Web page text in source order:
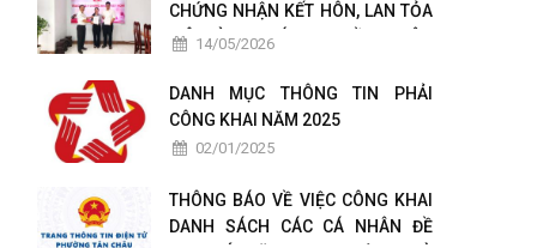
CHỨNG NHẬN KẾT HÔN, LAN TỎA
MÔ HÌNH CHÍNH QUYỀN THÂN
14/05/2026
DANH MỤC THÔNG TIN PHẢI
CÔNG KHAI NĂM 2025
02/01/2025
THÔNG BÁO VỀ VIỆC CÔNG KHAI
DANH SÁCH CÁC CÁ NHÂN ĐỀ